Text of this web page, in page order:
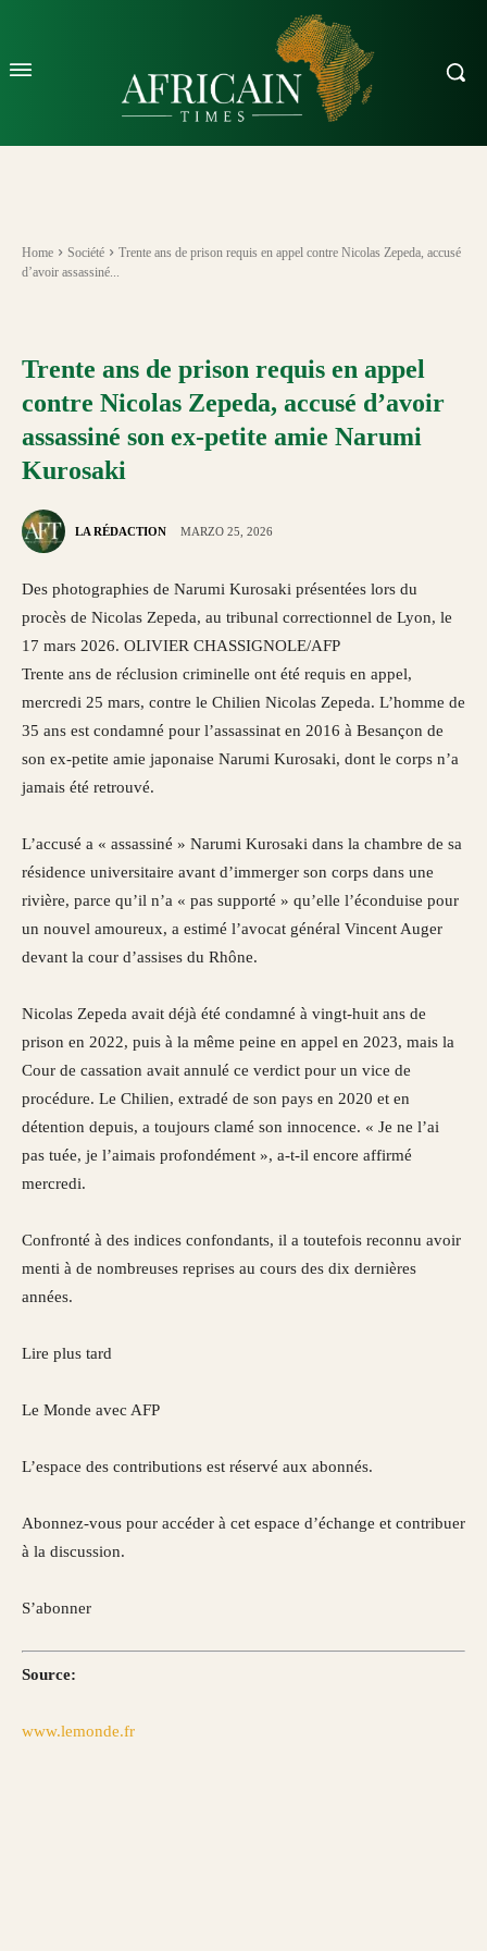
Home Société
Trente ans de prison requis en appel contre Nicolas Zepeda, accusé
d’avoir assassiné...
Trente ans de prison requis en appel
contre Nicolas Zepeda, accusé d’avoir
assassiné son ex-petite amie Narumi
Kurosaki
LA RÉDACTION MARZO 25, 2026
Des photographies de Narumi Kurosaki présentées lors du
procès de Nicolas Zepeda, au tribunal correctionnel de Lyon, le
17 mars 2026. OLIVIER CHASSIGNOLE/AFP
Trente ans de réclusion criminelle ont été requis en appel,
mercredi 25 mars, contre le Chilien Nicolas Zepeda. L’homme de
35 ans est condamné pour l’assassinat en 2016 à Besançon de
son ex-petite amie japonaise Narumi Kurosaki, dont le corps n’a
jamais été retrouvé.
L’accusé a « assassiné » Narumi Kurosaki dans la chambre de sa
résidence universitaire avant d’immerger son corps dans une
rivière, parce qu’il n’a « pas supporté » qu’elle l’éconduise pour
un nouvel amoureux, a estimé l’avocat général Vincent Auger
devant la cour d’assises du Rhône.
Nicolas Zepeda avait déjà été condamné à vingt-huit ans de
prison en 2022, puis à la même peine en appel en 2023, mais la
Cour de cassation avait annulé ce verdict pour un vice de
procédure. Le Chilien, extradé de son pays en 2020 et en
détention depuis, a toujours clamé son innocence. « Je ne l’ai
pas tuée, je l’aimais profondément », a-t-il encore affirmé
mercredi.
Confronté à des indices confondants, il a toutefois reconnu avoir
menti à de nombreuses reprises au cours des dix dernières
années.
Lire plus tard
Le Monde avec AFP
L’espace des contributions est réservé aux abonnés.
Abonnez-vous pour accéder à cet espace d’échange et contribuer
à la discussion.
S’abonner
Source:
www.lemonde.fr